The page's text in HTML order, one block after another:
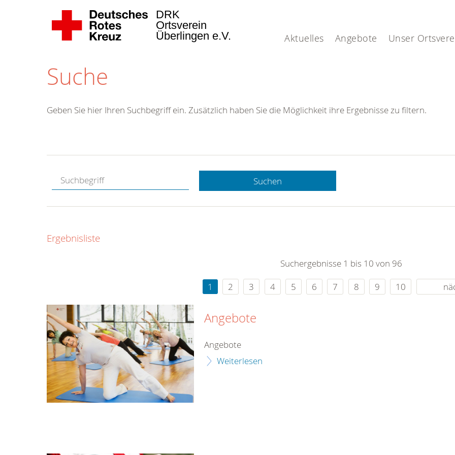
Aktuelles Angebote Unser
DRK
Ortsverein
Überlingen e.V.
Suche
Geben Sie hier Ihren Suchbegriff ein. Zusätzlich haben Sie die Möglichkeit ihre Ergebnisse zu filtern.
Suchen
Ergebnisliste
Suchergebnisse 1 bis 10 von 96
1
2 3 4 5 6 7 8 9 10
Angebote
Angebote
Weiterlesen